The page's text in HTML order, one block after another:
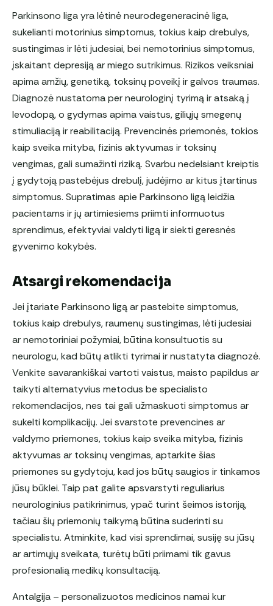
Parkinsono liga yra lėtinė neurodegeneracinė liga,
sukelianti motorinius simptomus, tokius kaip drebulys,
sustingimas ir lėti judesiai, bei nemotorinius simptomus,
įskaitant depresiją ar miego sutrikimus. Rizikos veiksniai
apima amžių, genetiką, toksinų poveikį ir galvos traumas.
Diagnozė nustatoma per neurologinį tyrimą ir atsaką į
levodopą, o gydymas apima vaistus, giliųjų smegenų
stimuliaciją ir reabilitaciją. Prevencinės priemonės, tokios
kaip sveika mityba, fizinis aktyvumas ir toksinų
vengimas, gali sumažinti riziką. Svarbu nedelsiant kreiptis
į gydytoją pastebėjus drebulį, judėjimo ar kitus įtartinus
simptomus. Supratimas apie Parkinsono ligą leidžia
pacientams ir jų artimiesiems priimti informuotus
sprendimus, efektyviai valdyti ligą ir siekti geresnės
gyvenimo kokybės.
Atsargi rekomendacija
Jei įtariate Parkinsono ligą ar pastebite simptomus,
tokius kaip drebulys, raumenų sustingimas, lėti judesiai
ar nemotoriniai požymiai, būtina konsultuotis su
neurologu, kad būtų atlikti tyrimai ir nustatyta diagnozė.
Venkite savarankiškai vartoti vaistus, maisto papildus ar
taikyti alternatyvius metodus be specialisto
rekomendacijos, nes tai gali užmaskuoti simptomus ar
sukelti komplikacijų. Jei svarstote prevencines ar
valdymo priemones, tokius kaip sveika mityba, fizinis
aktyvumas ar toksinų vengimas, aptarkite šias
priemones su gydytoju, kad jos būtų saugios ir tinkamos
jūsų būklei. Taip pat galite apsvarstyti reguliarius
neurologinius patikrinimus, ypač turint šeimos istoriją,
tačiau šių priemonių taikymą būtina suderinti su
specialistu. Atminkite, kad visi sprendimai, susiję su jūsų
ar artimųjų sveikata, turėtų būti priimami tik gavus
profesionalią medikų konsultaciją.
Antalgija – personalizuotos medicinos namai kur